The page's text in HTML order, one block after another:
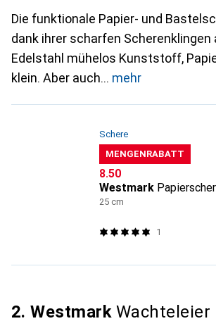
Die funktionale Papier- und
dank ihrer scharfen
Edelstahl mühelos Kunststoff,
klein. Aber auch
mehr
Schere
MENGENRABATT
CHF
8.50
Westmark
25 cm
1
2. WestmarkWachteleier